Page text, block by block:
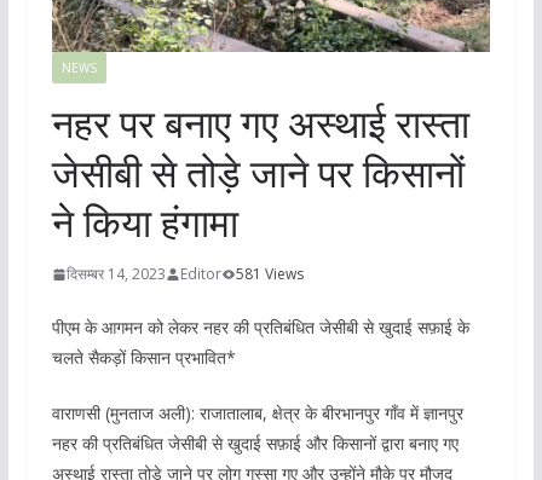
NEWS
नहर पर बनाए गए अस्थाई रास्ता
जेसीबी से तोड़े जाने पर किसानों
ने किया हंगामा
दिसम्बर 14, 2023 Editor 581 Views
पीएम के आगमन को लेकर नहर की प्रतिबंधित जेसीबी से खुदाई सफ़ाई के
चलते सैकड़ों किसान प्रभावित*
वाराणसी (मुनताज अली): राजातालाब, क्षेत्र के बीरभानपुर गाँव में ज्ञानपुर
नहर की प्रतिबंधित जेसीबी से खुदाई सफ़ाई और किसानों द्वारा बनाए गए
अस्थाई रास्ता तोड़े जाने पर लोग गुस्सा गए और उन्होंने मौके पर मौजूद